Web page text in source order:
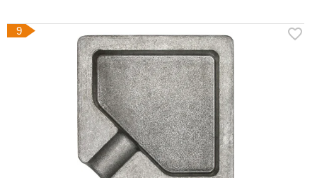
9